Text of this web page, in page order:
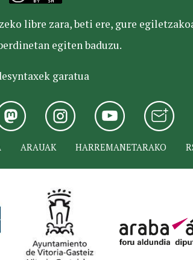
libre zara, beti ere, gure
egiten baduzu.
garatua
ARAUAK HARREMANETARAKO